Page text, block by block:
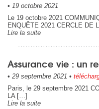
• 19 octobre 2021
Le 19 octobre 2021
ENQUÊTE 2021 CERCLE DE
Lire la suite
Assurance vie : un
• 29 septembre 2021 •
Paris, le 29 septembre 2021
LA […]
Lire la suite